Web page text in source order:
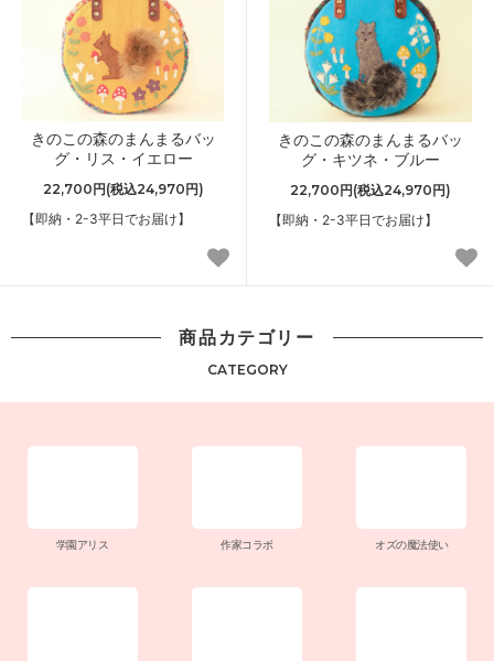
きのこの森のまんまるバッ
グ・リス・イエロー
22,700円(税込24,970円)
【即納・2-3平日でお届け】
きのこの森のまんまるバッ
グ・キツネ・ブルー
22,700円(税込24,970円)
【即納・2-3平日でお届け】
商品カテゴリー
CATEGORY
学園アリス 作家コラボ オズの魔法使い